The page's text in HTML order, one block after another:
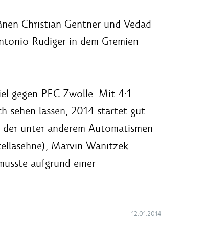
Christian Gentner und Vedad
Rüdiger in dem Gremien
gegen PEC Zwolle. Mit 4:1
sehen lassen, 2014 startet gut.
unter anderem Automatismen
Marvin Wanitzek
aufgrund einer
12.01.2014